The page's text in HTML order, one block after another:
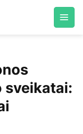
sveikatai: